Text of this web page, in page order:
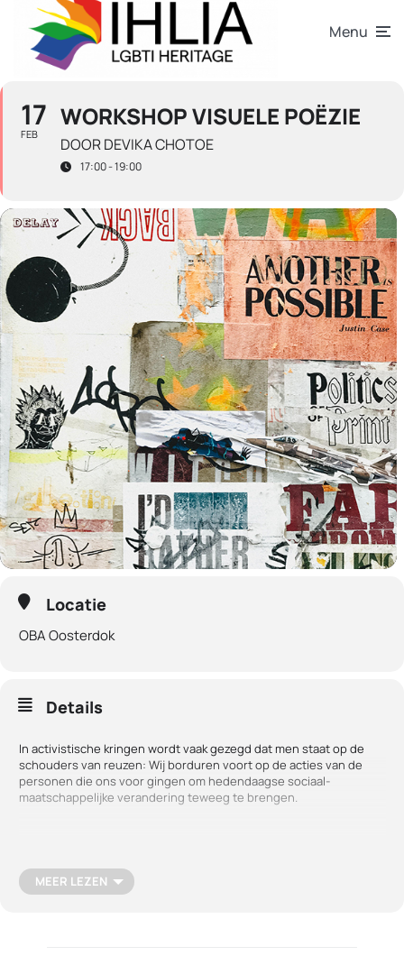
Menu
17
FEB
WORKSHOP VISUELE POËZIE
DOOR DEVIKA CHOTOE
17:00 - 19:00
Locatie
OBA Oosterdok
Details
In activistische kringen wordt vaak gezegd dat men staat op de
schouders van reuzen: Wij borduren voort op de acties van de
personen die ons voor gingen om hedendaagse sociaal-
maatschappelijke verandering teweeg te brengen.
gedichten en inzichten gecreëerd met eeuwenoude woorden die
al talloze keren herhaald zijn. De betekenis en
geschreven woorden zit niet alleen in wat er geschreven staat,
MEER LEZEN